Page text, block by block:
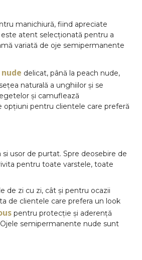
manichiură, fiind apreciate
atent selecționată pentru a
variată de oje semipermanente
delicat, până la peach nude,
naturală a unghiilor și se
și camuflează
pentru clientele care preferă
usor de purtat. Spre deosebire de
pentru toate varstele, toate
de zi cu zi, cât și pentru ocazii
de clientele care prefera un look
pentru protecție și aderență
semipermanente nude sunt